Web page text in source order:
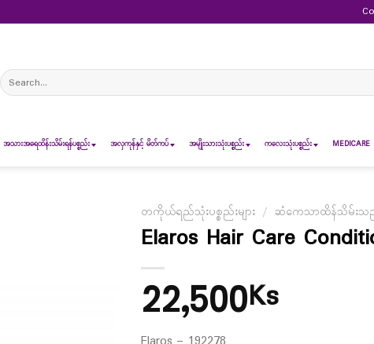
Search
for:
အသားအရေထိန်းသိမ်းရန်ပစ္စည်း အလှကုန်နှင့် မိတ်ကပ် အမျိုးသားသုံးပစ္စည်း ကလေးသုံးပစ္စည်း MEDICARE
တကိုယ်ရည်သုံးပစ္စည်းများ / ဆံကေသာထိန်သိမ်းသည့်ပ
Elaros Hair Care
22,500Ks